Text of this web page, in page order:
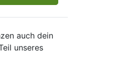
auch dein
unseres